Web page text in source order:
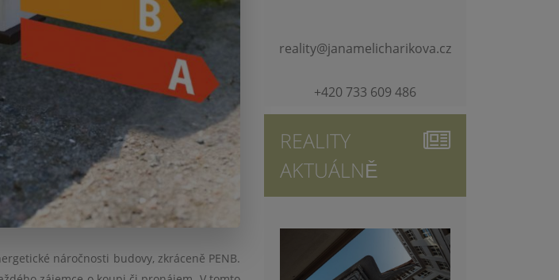
náročnosti budovy, zkráceně PENB.
reality@janamelicharikova.cz
+420 733 609 486
REALITY
AKTUÁLNĚ